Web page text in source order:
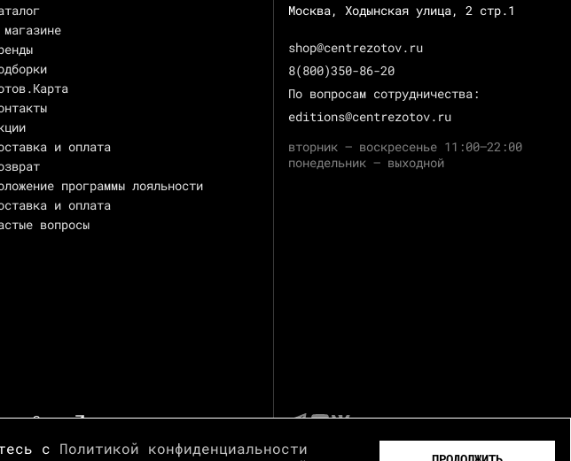
и оплата
программы лояльности
и оплата
вопросы
Зотов
Москва, Ходынская улица, 2 стр.1
shop@centrezotov.ru
8(800)350-86-20
По вопросам сотрудничества:
editions@centrezotov.ru
вторник — воскресенье 11:00–22:00
понедельник — выходной
с Политикой конфиденциальности